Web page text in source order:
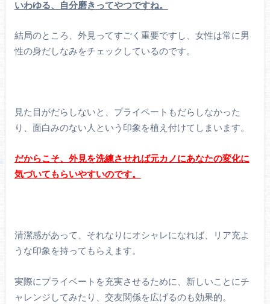
いわゆる、自分磨きってやつですね。
結局のところ、外見ってすごく重要ですし、女性は常に男
性の身だしなみをチェックしているのです。
見た目がだらしないと、プライベートもだらしなかった
り、面白みのない人という印象を植え付けてしまいます。
だからこそ、外見を洗練させれば元カノにあなたの変化に
気づいてもらいやすいのです。
清潔感があって、それなりにオシャレになれば、リア充よ
うな印象を持ってもらえます。
実際にプライベートを充実させるために、新しいことにチ
ャレンジしてみたり、交友関係を広げるのも効果的。